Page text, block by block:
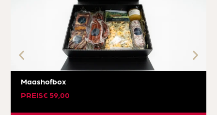
Maashofbox
PREIS€59,00